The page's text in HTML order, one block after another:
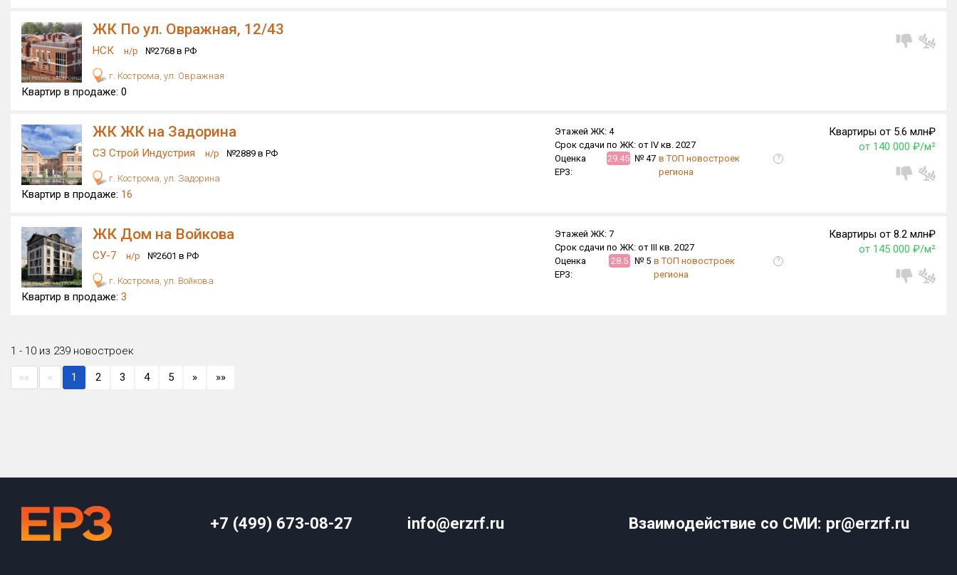
ЖК По ул. Овражная, 12/43
НСК н/р №2768 в РФ
г. Кострома, ул. Овражная
Квартир в продаже: 0
ЖК ЖК на Задорина
СЗ Строй Индустрия н/р №2889 в РФ
г. Кострома, ул. Задорина
Квартир в продаже: 16
Этажей ЖК: 4
Срок сдачи по ЖК: от IV кв. 2027
Оценка
ЕРЗ:
29.45 № 47 в ТОП новостроек
региона
?
Квартиры от 5.6 млн₽
от 140 000 ₽/м²
ЖК Дом на Войкова
СУ-7 н/р №2601 в РФ
г. Кострома, ул. Войкова
Квартир в продаже: 3
Этажей ЖК: 7
Срок сдачи по ЖК: от III кв. 2027
Оценка
ЕРЗ:
28.5 № 5 в ТОП новостроек
региона
?
Квартиры от 8.2 млн₽
от 145 000 ₽/м²
1 - 10 из 239 новостроек
«« « 1 2 3 4 5 » »»
+7 (499) 673-08-27 info@erzrf.ru Взаимодействие со СМИ: pr@erzrf.ru